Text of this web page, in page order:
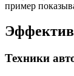
пример
Техники